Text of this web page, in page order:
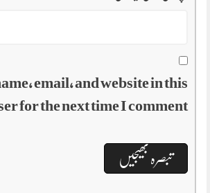
email, and website in this
for the next time I comment.